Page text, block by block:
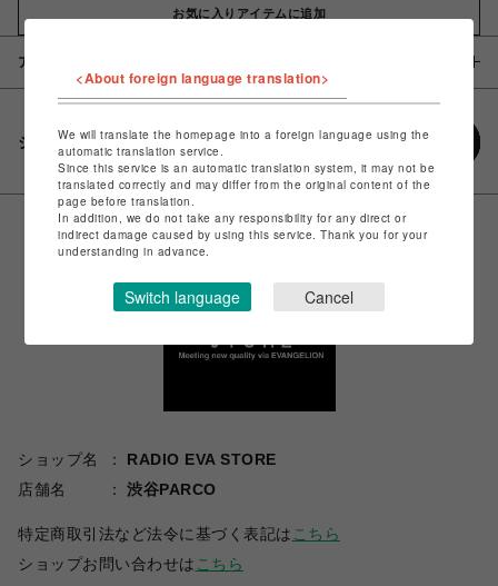
お気に入りアイテムに追加
アイテム説明 / 素材
シェアする
ショップ名
RADIO EVA STORE
店舗名
渋谷PARCO
特定商取引法など法令に基づく表記は こちら
ショップお問い合わせは こちら
<About foreign language translation>
We will translate the homepage into a foreign language using the
automatic translation service.
Since this service is an automatic translation system, it may not be
translated correctly and may differ from the original content of the
page before translation.
In addition, we do not take any responsibility for any direct or
indirect damage caused by using this service. Thank you for your
understanding in advance.
Switch language Cancel